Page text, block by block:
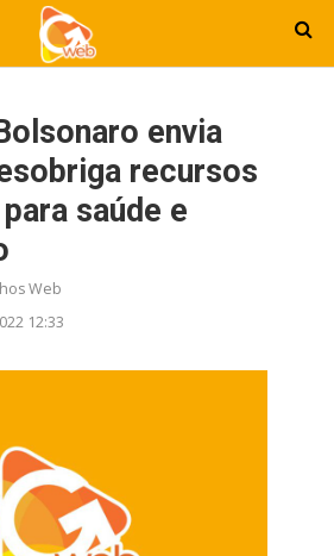
envia
recursos
saúde e
Web
12:33